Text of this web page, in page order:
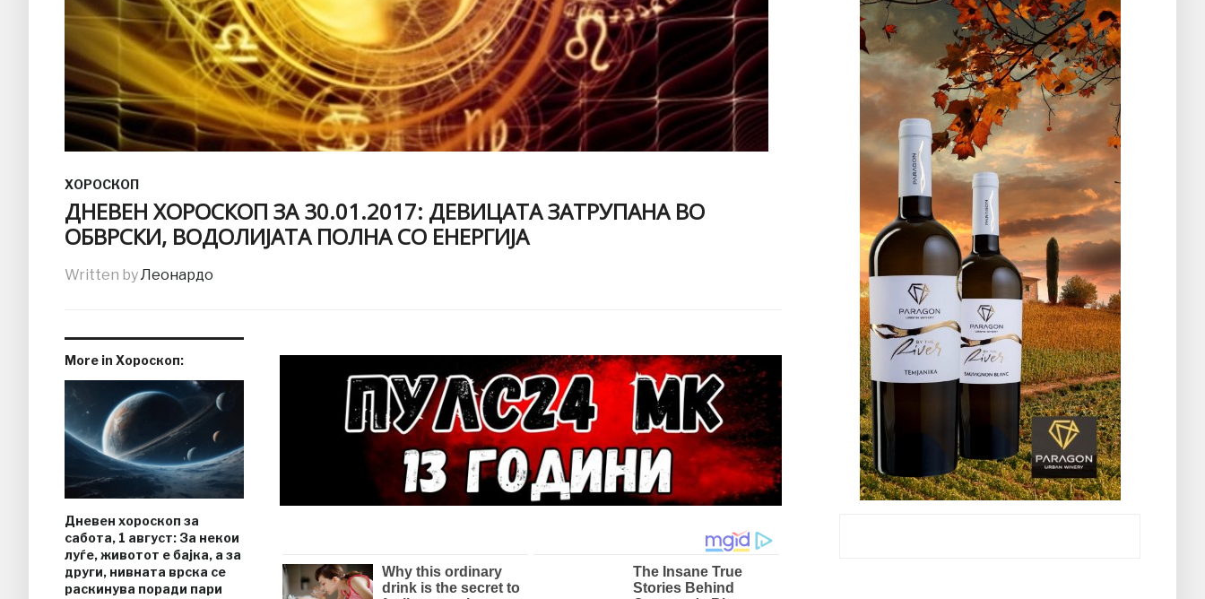
ХОРОСКОП
ДНЕВЕН ХОРОСКОП ЗА 30.01.2017: ДЕВИЦАТА ЗАТРУПАНА ВО
ОБВРСКИ, ВОДОЛИЈАТА ПОЛНА СО ЕНЕРГИЈА
Written byЛеонардо
More in Хороскоп:
Дневен хороскоп за
сабота, 1 август: За некои
луѓе, животот е бајка, а за
други, нивната врска се
раскинува поради пари